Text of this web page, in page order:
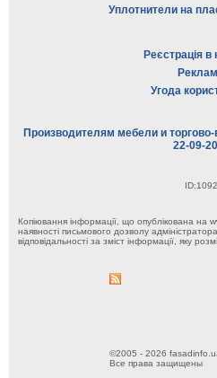
Уплотнители на
Реєстрація в
Угода
Производителям мебели и
22-09-
ID:1092
Копіювання інформації, що опублікована
наявності письмового дозволу
відповідальності за зміст інформації, яку
©2005 - 2026
Все права защищены